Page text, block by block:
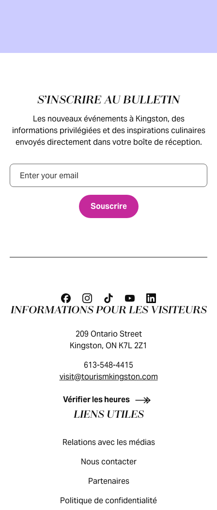
Pied de pageS’INSCRIRE AU BULLETIN
Les nouveaux événements à Kingston, des
informations privilégiées et des inspirations culinaires
envoyés directement dans votre boîte de réception.
Courriel
GUIDE DES VISITEURS
INFORMATIONS POUR LES VISITEURS
209 Ontario Street
Kingston, ON K7L 2Z1
613-548-4415
visit@tourismkingston.com
Vérifier les heures
LIENS UTILES
Relations avec les médias
Nous contacter
Partenaires
Politique de confidentialité